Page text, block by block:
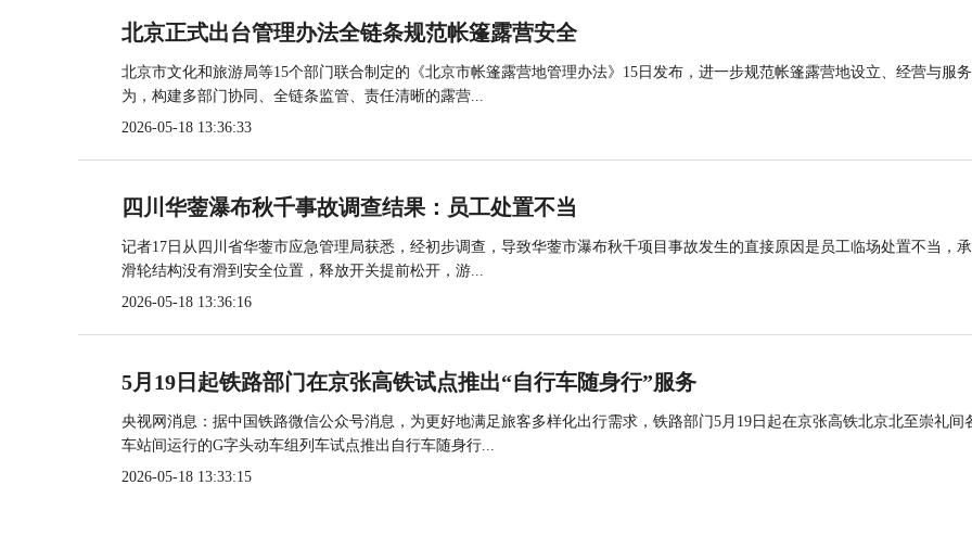
北京正式出台管理办法全链条规范帐篷露营安全
北京市文化和旅游局等15个部门联合制定的《北京市帐篷露营地管理办法》15日发布，进一步规范帐篷露营地设立、经营与服
为，构建多部门协同、全链条监管、责任清晰的露营...
2026-05-18 13:36:33
四川华蓥瀑布秋千事故调查结果：员工处置不当
记者17日从四川省华蓥市应急管理局获悉，经初步调查，导致华蓥市瀑布秋千项目事故发生的直接原因是员工临场处置不当，
滑轮结构没有滑到安全位置，释放开关提前松开，游...
2026-05-18 13:36:16
5月19日起铁路部门在京张高铁试点推出“自行车随身行”服务
央视网消息：据中国铁路微信公众号消息，为更好地满足旅客多样化出行需求，铁路部门5月19日起在京张高铁北京北至崇礼间
车站间运行的G字头动车组列车试点推出自行车随身行...
2026-05-18 13:33:15